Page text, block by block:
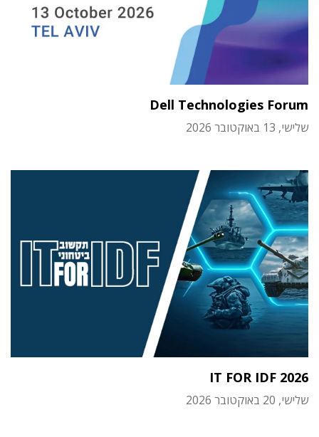
Dell Technologies Forum
שלישי, 13 באוקטובר 2026
IT FOR IDF 2026
שלישי, 20 באוקטובר 2026